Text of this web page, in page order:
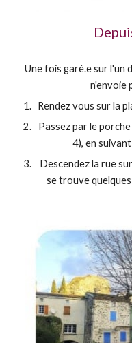
Une fois garé.e sur l'un
n'envoie
Rendez vous sur la
Passez par le
4), en
Descendez la rue
se trouve